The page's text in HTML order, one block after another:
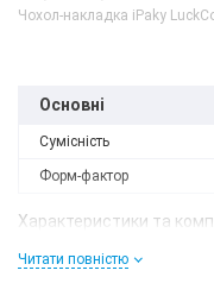
Чохол-накладка iPaky
Основні
Сумісність
Форм-фактор
Характеристики та
Читати повністю